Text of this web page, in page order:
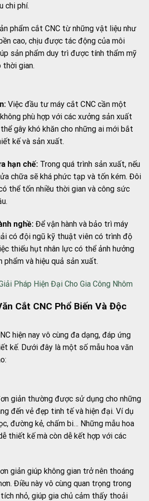
chi phí.
phẩm cắt CNC từ những vật liệu như
cao, chịu được tác động của môi
sản phẩm duy trì được tính thẩm mỹ
gian.
Việc đầu tư máy cắt CNC cần một
phù hợp với các xưởng sản xuất
gây khó khăn cho những ai mới bắt
kế và sản xuất.
hạn chế: Trong quá trình sản xuất, nếu
chữa sẽ khá phức tạp và tốn kém. Đôi
thể tốn nhiều thời gian và công sức
nghề: Để vận hành và bảo trì máy
có đội ngũ kỹ thuật viên có trình độ
thiếu hụt nhân lực có thể ảnh hưởng
và hiệu quả sản xuất.
Pháp Hiện Đại Cho Gia Công Nhôm
Cắt CNC Phổ Biến Và Độc
hiện nay vô cùng đa dạng, đáp ứng
kế. Dưới đây là một số mẫu hoa văn
giản thường được sử dụng cho những
đến vẻ đẹp tinh tế và hiện đại. Ví dụ
đường kẻ, chấm bi… Những mẫu hoa
thiết kế mà còn dễ kết hợp với các
giản giúp không gian trở nên thoáng
Điều này vô cùng quan trọng trong
nhỏ, giúp gia chủ cảm thấy thoải